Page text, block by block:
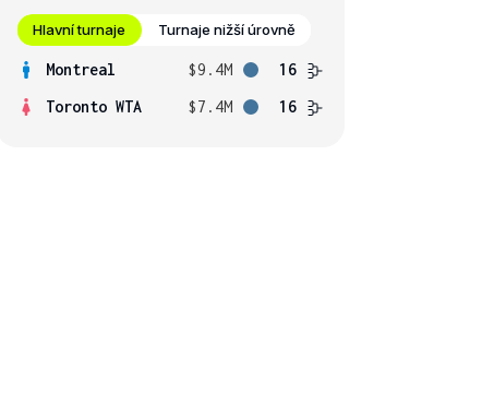
Hlavní turnaje Turnaje nižší úrovně
Montreal $9.4M
16
Toronto WTA
$7.4M 16